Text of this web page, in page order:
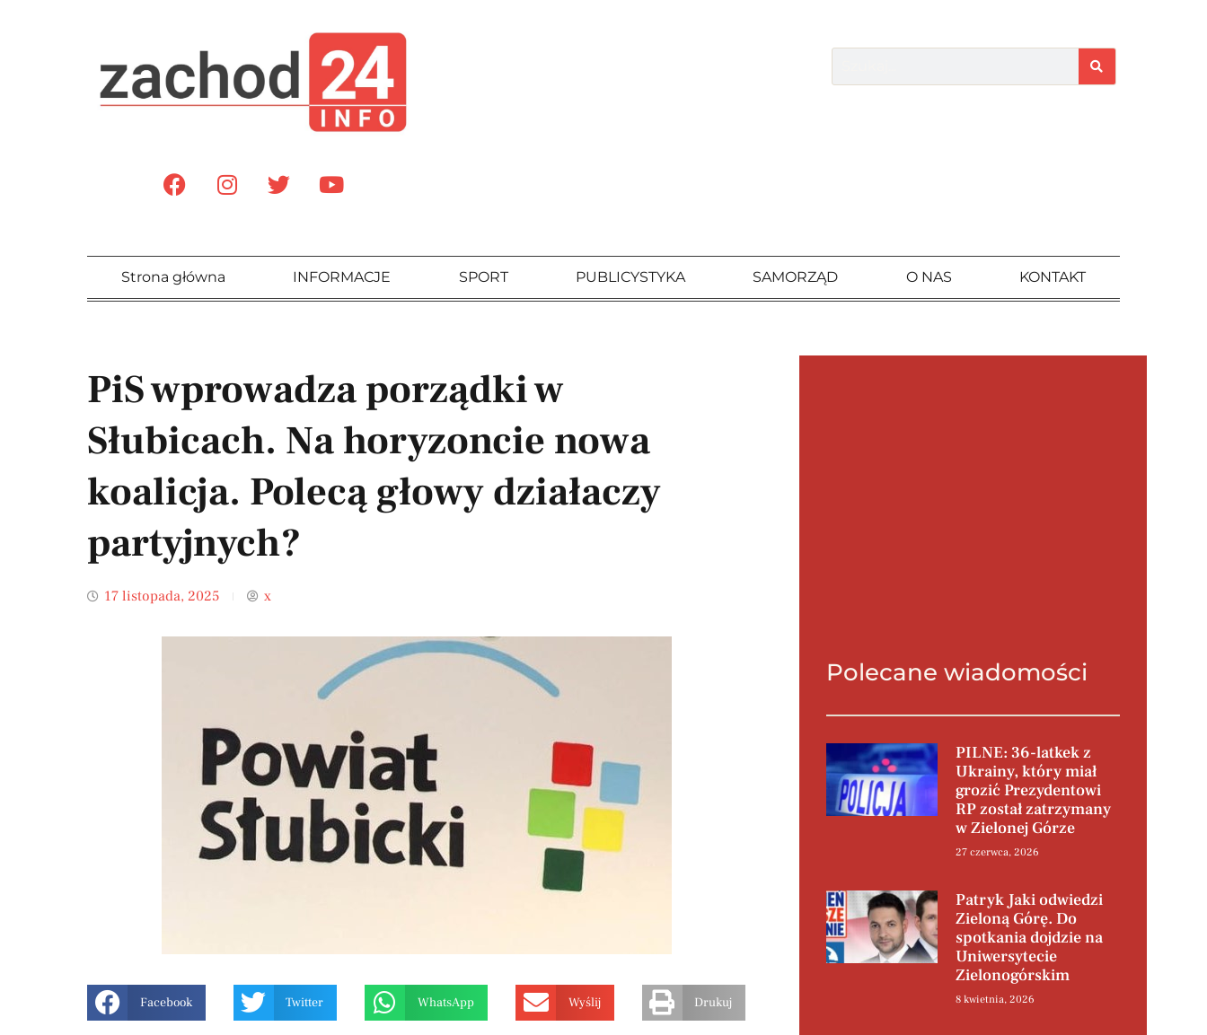
Strona główna INFORMACJE SPORT PUBLICYSTYKA SAMORZĄD O NAS KONTAKT
PiS wprowadza porządki w
Słubicach. Na horyzoncie nowa
koalicja. Polecą głowy działaczy
partyjnych?
17 listopada, 2025 x
Facebook Twitter WhatsApp Wyślij Drukuj
Polecane wiadomości
PILNE: 36-latkek z
Ukrainy, który miał
grozić Prezydentowi
RP został zatrzymany
w Zielonej Górze
27 czerwca, 2026
Patryk Jaki odwiedzi
Zieloną Górę. Do
spotkania dojdzie na
Uniwersytecie
Zielonogórskim
8 kwietnia, 2026